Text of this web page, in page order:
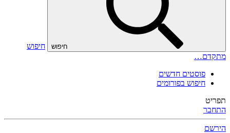
חיפוש
חיפוש
מתקדם…
פוסטים חדשים
חיפוש בפורומים
תפריט
התחבר
הירשם